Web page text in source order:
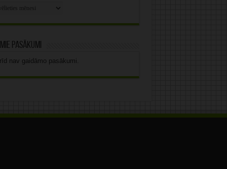
pasākumi
nav gaidāmo pasākumi.